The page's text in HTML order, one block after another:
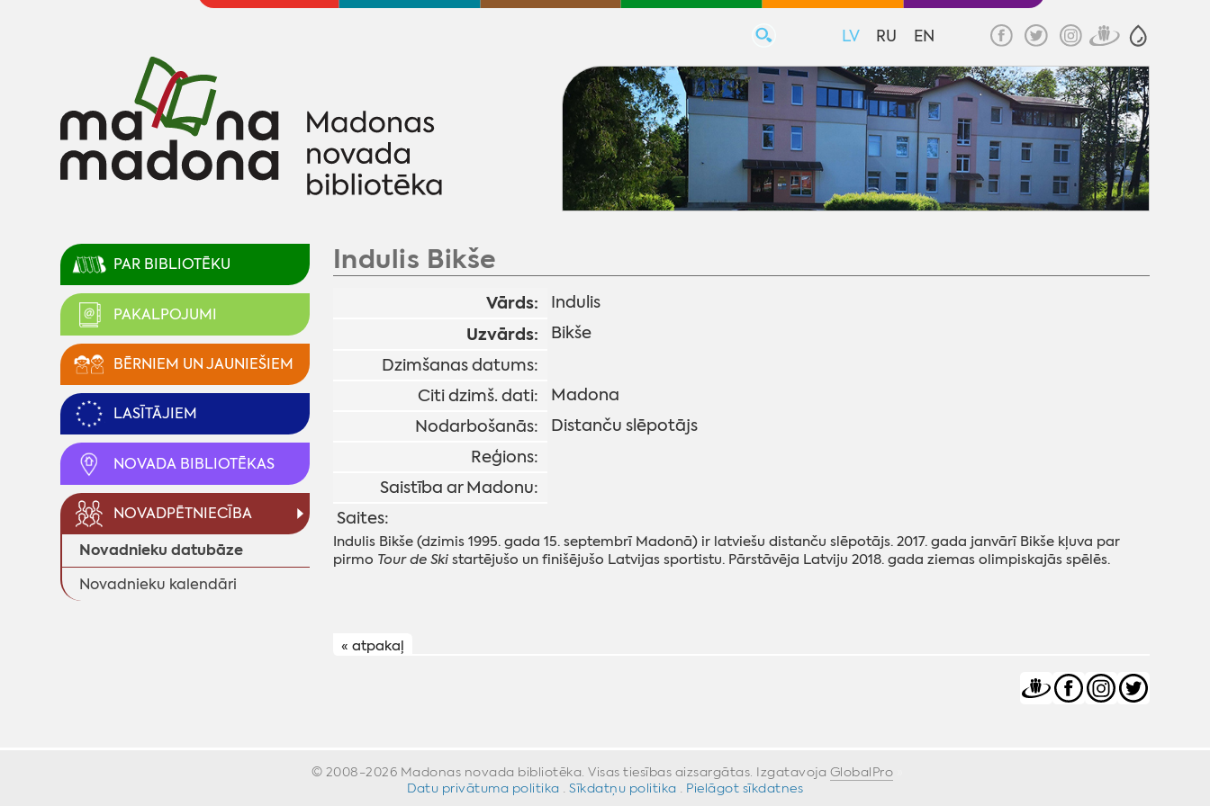
LV RU EN
PAR BIBLIOTĒKU
PAKALPOJUMI
BĒRNIEM UN JAUNIEŠIEM
LASĪTĀJIEM
NOVADA BIBLIOTĒKAS
NOVADPĒTNIECĪBA
Novadnieku datubāze
Novadnieku kalendāri
Indulis Bikše
Vārds: Indulis
Uzvārds:
Bikše
Dzimšanas datums:
Citi dzimš. dati:
Madona
Nodarbošanās:
Distanču slēpotājs
Reģions:
Saistība ar Madonu:
Saites:
Indulis Bikše (dzimis 1995. gada 15. septembrī Madonā) ir latviešu distanču slēpotājs. 2017. gada janvārī Bikše kļuva par
pirmo Tour de Skistartējušo un finišējušo Latvijas sportistu. Pārstāvēja Latviju 2018. gada ziemas olimpiskajās spēlēs.
« atpakaļ
© 2008-2026 Madonas novada bibliotēka. Visas tiesības aizsargātas. Izgatavoja GlobalPro
Datu privātuma politika · Sīkdatņu politika · Pielāgot sīkdatnes